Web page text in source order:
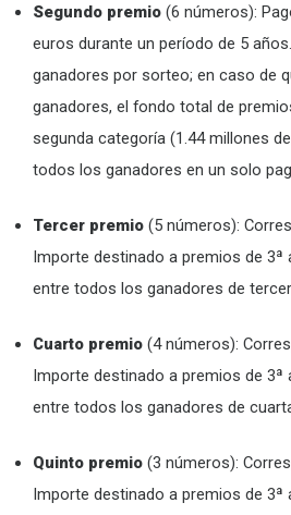
Segundo premio (6 números):
euros durante un período de 5
ganadores por sorteo; en caso de
ganadores, el fondo total de
segunda categoría (1.44 millones
todos los ganadores en un solo
Tercer premio (5 números):
Importe destinado a premios de 3ª
entre todos los ganadores de
Cuarto premio (4 números):
Importe destinado a premios de 3ª
entre todos los ganadores de
Quinto premio (3 números):
Importe destinado a premios de 3ª